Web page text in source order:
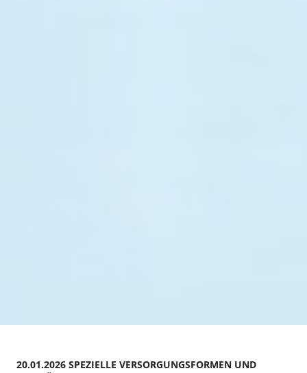
20.01.2026 SPEZIELLE VERSORGUNGSFORMEN UND